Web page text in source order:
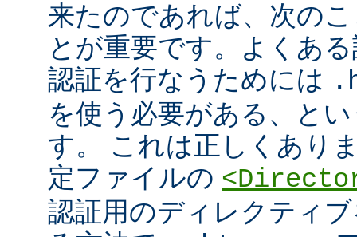
来たのであれば、次の
とが重要です。よくあ
認証を行なうためには
を使う必要がある、と
す。 これは正しくあり
定ファイルの
認証用のディレクティ